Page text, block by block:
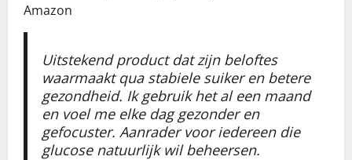
Amazon
Uitstekend product dat zijn beloftes
waarmaakt qua stabiele suiker en betere
gezondheid. Ik gebruik het al een maand
en voel me elke dag gezonder en
gefocuster. Aanrader voor iedereen die
glucose natuurlijk wil beheersen.